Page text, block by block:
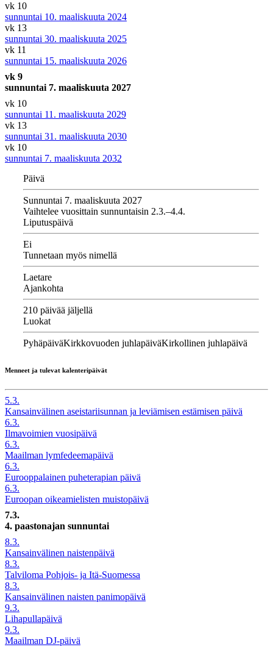
vk 10
sunnuntai 10. maaliskuuta 2024
vk 13
sunnuntai 30. maaliskuuta 2025
vk 11
sunnuntai 15. maaliskuuta 2026
vk 9
sunnuntai 7. maaliskuuta 2027
vk 10
sunnuntai 11. maaliskuuta 2029
vk 13
sunnuntai 31. maaliskuuta 2030
vk 10
sunnuntai 7. maaliskuuta 2032
Päivä
Sunnuntai 7. maaliskuuta 2027
Vaihtelee vuosittain sunnuntaisin 2.3.–4.4.
Liputuspäivä
Ei
Tunnetaan myös nimellä
Laetare
Ajankohta
210 päivää jäljellä
Luokat
PyhäpäiväKirkkovuoden juhlapäiväKirkollinen juhlapäivä
Menneet ja tulevat kalenteripäivät
5.3.
Kansainvälinen aseistariisunnan ja leviämisen estämisen päivä
6.3.
Ilmavoimien vuosipäivä
6.3.
Maailman lymfedeemapäivä
6.3.
Eurooppalainen puheterapian päivä
6.3.
Euroopan oikeamielisten muistopäivä
7.3.
4. paastonajan sunnuntai
8.3.
Kansainvälinen naistenpäivä
8.3.
Talviloma Pohjois- ja Itä-Suomessa
8.3.
Kansainvälinen naisten panimopäivä
9.3.
Lihapullapäivä
9.3.
Maailman DJ-päivä